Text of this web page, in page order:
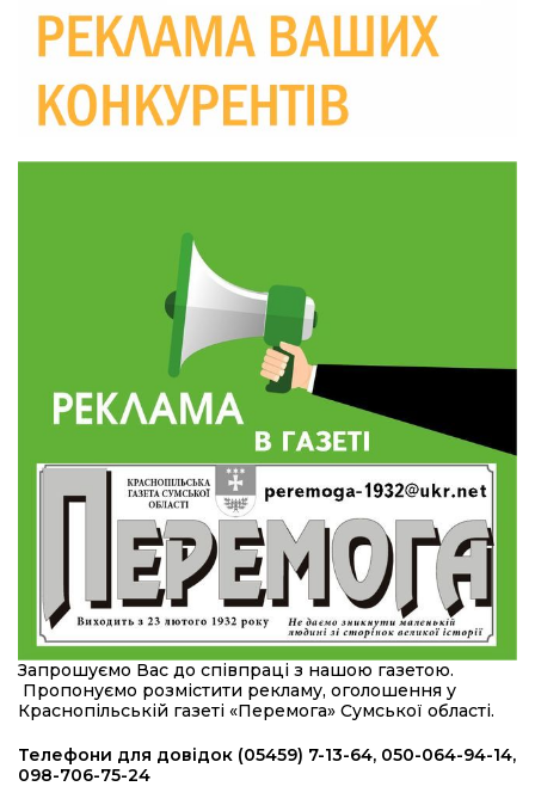
28 лип
підтримка ВПО: підсумки засідання виконкому
Краснопільської селищної ради
10:36
28 лип
Валентина Масалітіна: «Нас тримає віра в
Перемогу і повернення додому»
Обмежено придатний, але безмежно
вмотивований: Як колишній лісівник став асом
артилерії
490 пацієнтів та 15 відвіданих сіл: МБФ
«Альянс громадського здоров’я» підбив
підсумки роботи мобільних клінік у Сумській
області
12:24
23 лип
Покинув безпечне життя за кордоном, щоб
захистити рідну землю: пам’яті Сергія
Балабаєнка (ВІДЕО)
23 лип
Командир гармати Руслан Козирін: «Змінити
підрозділ чи бригаду – навіть думки не було»
20:36
22 лип
Нова кав’ярня в Сумах: як родина військового
з Краснопілля відкрила «Лев каву» за грантові
кошти (ВІДЕО)
14:37
21 лип
Захищав кордон до останнього подиху:
пам’яті полеглого прикордонника Олександра
Запрошуємо Вас до співпраці з нашою газетою.
Пропонуємо розмістити рекламу, оголошення у
Краснопільській газеті «Перемога» Сумської області.
Телефони для довідок (05459) 7-13-64, 050-064-94-14,
098-706-75-24